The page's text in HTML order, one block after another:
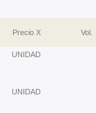
Precio X Vol.
UNIDAD
UNIDAD